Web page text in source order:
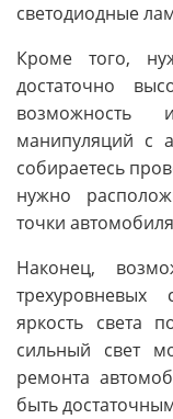
светодиодные
Кроме того,
достаточно
манипуляций с
собираетесь
нужно
точки
Наконец,
трехуровневых
яркость света
сильный свет
ремонта
быть